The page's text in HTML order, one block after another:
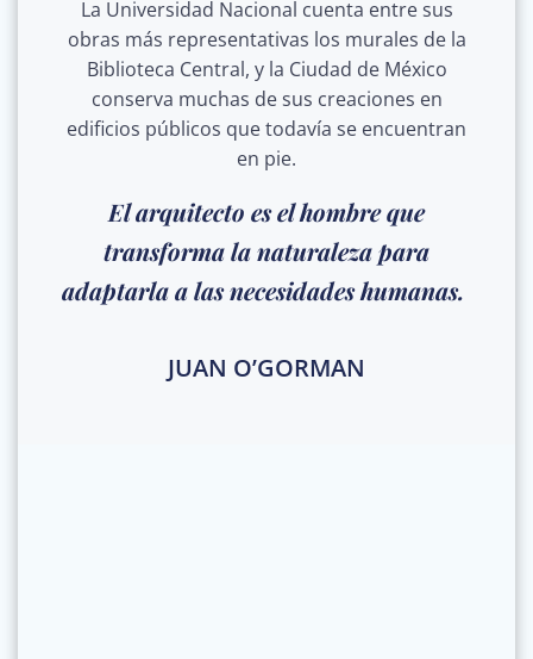
La Universidad Nacional cuenta entre sus
obras más representativas los murales de la
Biblioteca Central, y la Ciudad de México
conserva muchas de sus creaciones en
edificios públicos que todavía se encuentran
en pie.
El arquitecto es el hombre que
transforma la naturaleza para
adaptarla a las necesidades humanas.
JUAN O’GORMAN